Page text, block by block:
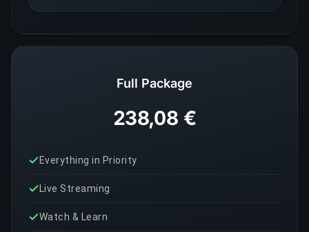
Full Package
238,08 €
Everything in Priority
Live Streaming
Watch & Learn